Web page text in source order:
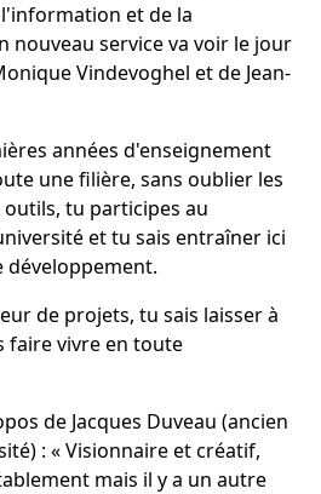
l'information et de la
nouveau service va voir le jour
Vindevoghel et de Jean-
années d'enseignement
une filière, sans oublier les
tu participes au
et tu sais entraîner ici
développement.
de projets, tu sais laisser à
faire vivre en toute
de Jacques Duveau (ancien
: « Visionnaire et créatif,
mais il y a un autre